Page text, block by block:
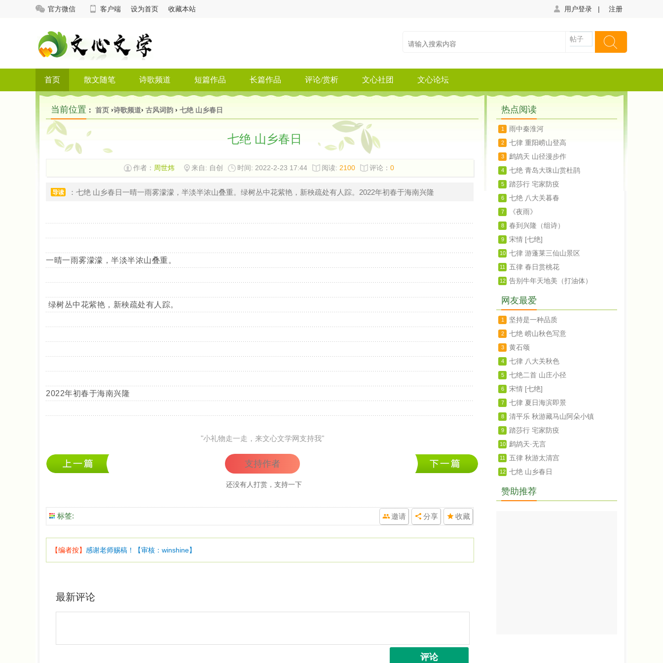
官方微信 客户端 设为首页 收藏本站 用户登录 | 注册
帖子
首页 散文随笔 诗歌频道 短篇作品 长篇作品 评论/赏析 文心社团 文心论坛
当前位置 ： 首页 ›诗歌频道› 古风词韵 › 七绝 山乡春日
七绝 山乡春日
作者： 周世炜 来自: 自创 时间: 2022-2-23 17:44 阅读: 2100 评论： 0
导读 ：七绝 山乡春日一晴一雨雾濛濛，半淡半浓山叠重。绿树丛中花紫艳，新秧疏处有人踪。2022年初春于海南兴隆
一晴一雨雾濛濛，半淡半浓山叠重。
绿树丛中花紫艳，新秧疏处有人踪。
2022年初春于海南兴隆
"小礼物走一走，来文心文学网支持我"
支持作者
还没有人打赏，支持一下
标签: 收藏
分享
邀请
【编者按】 感谢老师赐稿！【审核：winshine】
最新评论
评论
热点阅读
1 雨中秦淮河
2 七律 重阳崂山登高
3 鹧鸪天 山径漫步作
4 七绝 青岛大珠山赏杜鹃
5 踏莎行 宅家防疫
6 七绝 八大关暮春
7 《夜雨》
8 春到兴隆（组诗）
9 宋情 [七绝]
10 七律 游蓬莱三仙山景区
11 五律 春日赏桃花
12 告别牛年天地美（打油体）
网友最爱
1 坚持是一种品质
2 七绝 崂山秋色写意
3 黄石颂
4 七律 八大关秋色
5 七绝二首 山庄小径
6 宋情 [七绝]
7 七律 夏日海滨即景
8 清平乐 秋游藏马山阿朵小镇
9 踏莎行 宅家防疫
10 鹧鸪天·无言
11 五律 秋游太清宫
12 七绝 山乡春日
赞助推荐